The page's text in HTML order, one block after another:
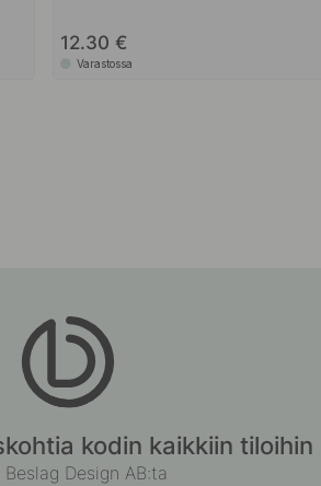
12.30
Varastossa
kodin kaikkiin tiloihin
Beslag Design AB:ta